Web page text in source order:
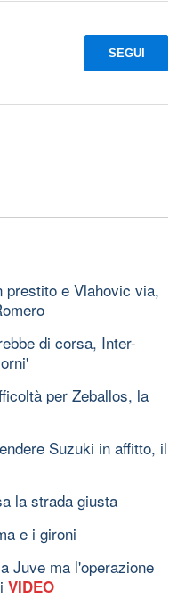
SEGUI
e Vlahovic via,
di corsa, Inter-
per Zeballos, la
Suzuki in affitto, il
la strada giusta
e i gironi
Juve ma l'operazione
VIDEO